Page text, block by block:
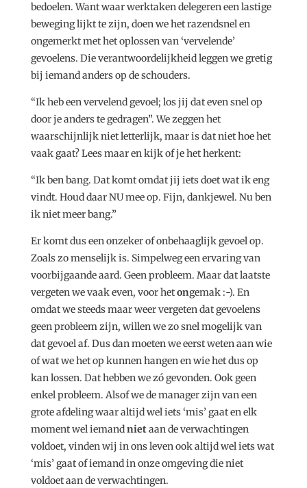
bedoelen. Want waar werktaken delegeren een lastige
beweging lijkt te zijn, doen we het razendsnel en
ongemerkt met het oplossen van ‘vervelende’
gevoelens. Die verantwoordelijkheid leggen we gretig
bij iemand anders op de schouders.
“Ik heb een vervelend gevoel; los jij dat even snel op
door je anders te gedragen”. We zeggen het
waarschijnlijk niet letterlijk, maar is dat niet hoe het
vaak gaat? Lees maar en kijk of je het herkent:
“Ik ben bang. Dat komt omdat jij iets doet wat ik eng
vindt. Houd daar NU mee op. Fijn, dankjewel. Nu ben
ik niet meer bang.”
Er komt dus een onzeker of onbehaaglijk gevoel op.
Zoals zo menselijk is. Simpelweg een ervaring van
voorbijgaande aard. Geen probleem. Maar dat laatste
vergeten we vaak even, voor hetongemak :-). En
omdat we steeds maar weer vergeten dat gevoelens
geen probleem zijn, willen we zo snel mogelijk van
dat gevoel af. Dus dan moeten we eerst weten aan wie
of wat we het op kunnen hangen en wie het dus op
kan lossen. Dat hebben we zó gevonden. Ook geen
enkel probleem. Alsof we de manager zijn van een
grote afdeling waar altijd wel iets ‘mis’ gaat en elk
moment wel iemandnietaan de verwachtingen
voldoet, vinden wij in ons leven ook altijd wel iets wat
‘mis’ gaat of iemand in onze omgeving die niet
voldoet aan de verwachtingen.